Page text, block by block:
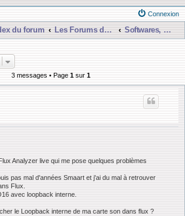
Connexion
du forum Les Forums de Discussions
Softwares, Libraries, Presets et Téléchargements etc...
3 messages • Page 1 sur 1
Analyzer live qui me pose quelques problèmes
pas mal d'années Smaart et j'ai du mal à retrouver
Flux.
avec loopback interne.
le Loopback interne de ma carte son dans flux ?